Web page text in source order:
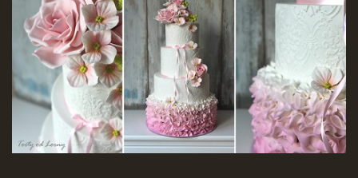
FÓRUM - PORADŇA
DOBRÉ RADY NIELEN PRE ZAČIATOČNÍKOV
NAJČASTEJŠIE OTÁZKY